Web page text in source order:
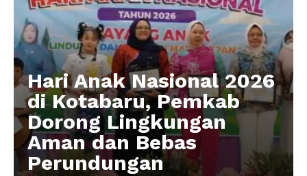
Hari Anak Nasional 2026
di Kotabaru, Pemkab
Dorong Lingkungan
Aman dan Bebas
Perundungan